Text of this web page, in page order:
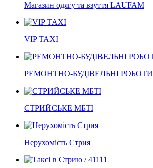
Магазин одягу та взуття LAUFAM
VIP TAXI
РЕМОНТНО-БУДІВЕЛЬНІ РОБОТИ
СТРИЙСЬКЕ МБТІ
Нерухомість Стрия